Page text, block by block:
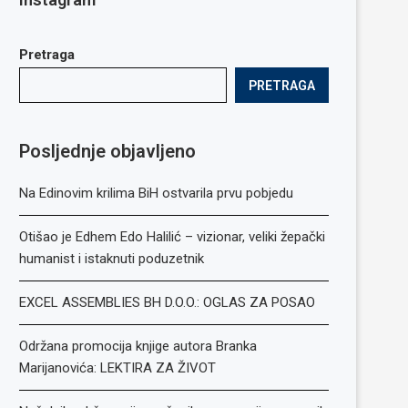
Pretraga
PRETRAGA
Posljednje objavljeno
Na Edinovim krilima BiH ostvarila prvu pobjedu
Otišao je Edhem Edo Halilić – vizionar, veliki žepački
humanist i istaknuti poduzetnik
EXCEL ASSEMBLIES BH D.O.O.: OGLAS ZA POSAO
Održana promocija knjige autora Branka
Marijanovića: LEKTIRA ZA ŽIVOT